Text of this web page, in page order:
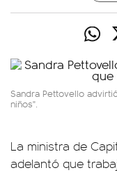
Sandra Pettovello
niños".
La ministra de
adelantó que